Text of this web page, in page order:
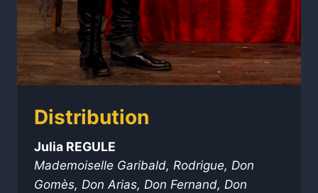
Distribution
Julia REGULE
Mademoiselle Garibald, Rodrigue, Don
Gomès, Don Arias, Don Fernand, Don